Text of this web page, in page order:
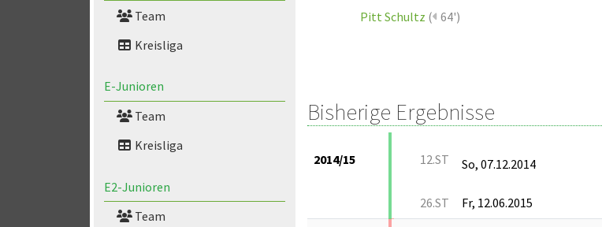
Team
Kreisliga
E-Junioren
Team
Kreisliga
E2-Junioren
Team
Pitt Schultz ( 64')
Bisherige Ergebnisse
2014/15 12.ST So, 07.12.2014
26.ST Fr, 12.06.2015